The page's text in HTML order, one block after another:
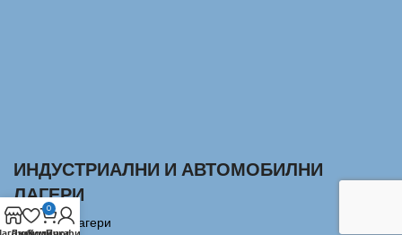
ИНДУСТРИАЛНИ И АВТОМОБИЛНИ
ЛАГЕРИ
Сачмени лагери
0